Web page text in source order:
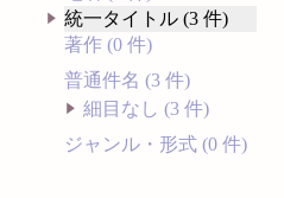
統一タイトル (3 件)
著作 (0 件)
普通件名 (3 件)
細目なし (3 件)
ジャンル・形式 (0 件)